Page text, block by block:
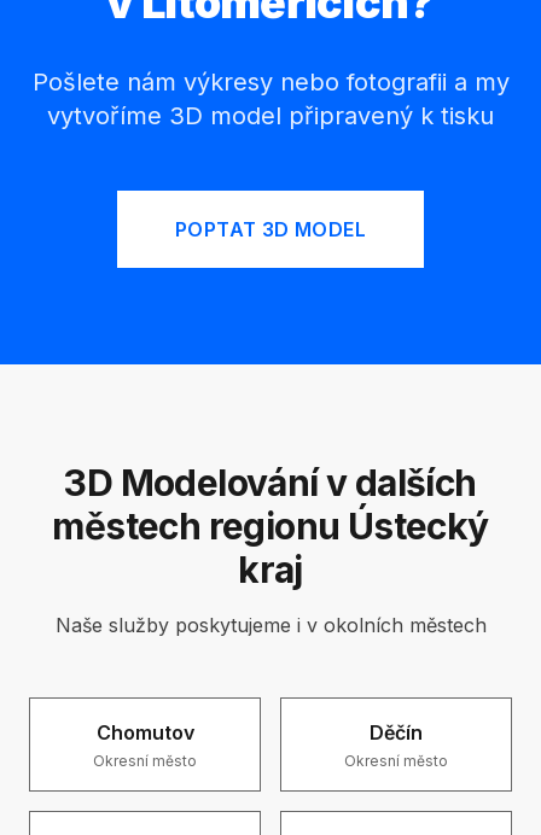
Pošlete nám výkresy nebo fotografii a my
vytvoříme 3D model připravený k tisku
POPTAT 3D MODEL
3D Modelování v dalších
městech regionu Ústecký
kraj
Naše služby poskytujeme i v okolních městech
Chomutov
Okresní město
Děčín
Okresní město